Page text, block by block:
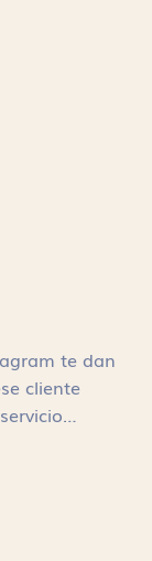
te dan
cliente